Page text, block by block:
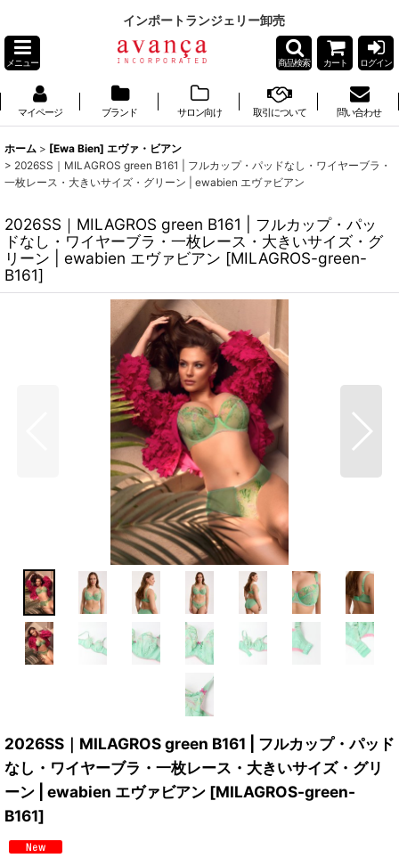
インポートランジェリー卸売
メニュー 商品検索 カート ログイン
マイページ ブランド サロン向け 取引について 問い合わせ
ホーム > [Ewa Bien] エヴァ・ビアン
> 2026SS｜MILAGROS green B161 | フルカップ・パッドなし・ワイヤーブラ・
一枚レース・大きいサイズ・グリーン | ewabien エヴァビアン
2026SS｜MILAGROS green B161 | フルカップ・パッ
ドなし・ワイヤーブラ・一枚レース・大きいサイズ・グ
リーン | ewabien エヴァビアン [MILAGROS-green-
B161]
2026SS｜MILAGROS green B161 | フルカップ・パッド
なし・ワイヤーブラ・一枚レース・大きいサイズ・グリ
ーン | ewabien エヴァビアン [MILAGROS-green-
B161]